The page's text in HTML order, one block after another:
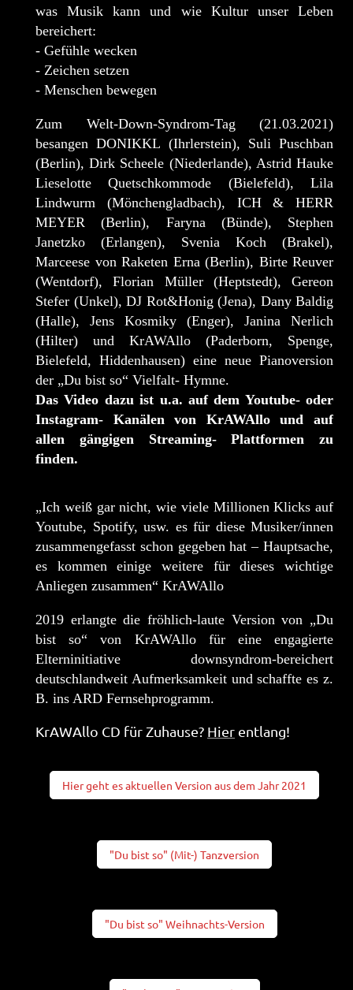
was Musik kann und wie Kultur unser Leben
bereichert:
- Gefühle wecken
- Zeichen setzen
- Menschen bewegen
Zum Welt-Down-Syndrom-Tag (21.03.2021)
besangen DONIKKL (Ihrlerstein), Suli Puschban
(Berlin), Dirk Scheele (Niederlande), Astrid Hauke
Lieselotte Quetschkommode (Bielefeld), Lila
Lindwurm (Mönchengladbach), ICH & HERR
MEYER (Berlin), Faryna (Bünde), Stephen
Janetzko (Erlangen), Svenia Koch (Brakel),
Marceese von Raketen Erna (Berlin), Birte Reuver
(Wentdorf), Florian Müller (Heptstedt), Gereon
Stefer (Unkel), DJ Rot&Honig (Jena), Dany Baldig
(Halle), Jens Kosmiky (Enger), Janina Nerlich
(Hilter) und KrAWAllo (Paderborn, Spenge,
Bielefeld, Hiddenhausen) eine neue Pianoversion
der „Du bist so“ Vielfalt- Hymne.
Das Video dazu ist u.a. auf dem Youtube- oder
Instagram- Kanälen von KrAWAllo und auf
allen gängigen Streaming- Plattformen zu
finden.
„Ich weiß gar nicht, wie viele Millionen Klicks auf
Youtube, Spotify, usw. es für diese Musiker/innen
zusammengefasst schon gegeben hat – Hauptsache,
es kommen einige weitere für dieses wichtige
Anliegen zusammen“ KrAWAllo
2019 erlangte die fröhlich-laute Version von „Du
bist so“ von KrAWAllo für eine engagierte
Elterninitiative downsyndrom-bereichert
deutschlandweit Aufmerksamkeit und schaffte es z.
B. ins ARD Fernsehprogramm.
KrAWAllo CD für Zuhause? Hier entlang!
Hier geht es aktuellen Version aus dem Jahr 2021
"Du bist so" (Mit-) Tanzversion
"Du bist so" Weihnachts-Version